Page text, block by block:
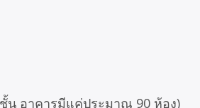
น อาคารมีแค่ประมาณ 90 ห้อง)